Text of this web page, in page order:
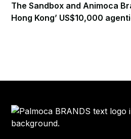
The Sandbox and Animoca
Hong Kong’ US$10,000